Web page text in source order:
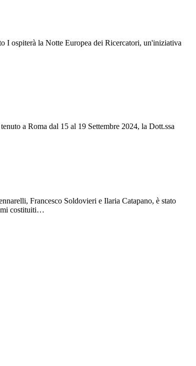
I ospiterà la Notte Europea dei Ricercatori, un'iniziativa
a Roma dal 15 al 19 Settembre 2024, la Dott.ssa
Francesco Soldovieri e Ilaria Catapano, è stato
costituiti…